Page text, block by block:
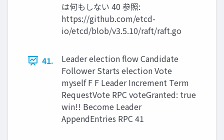
は何もしない 40 参照:
https://github.com/etcd-
io/etcd/blob/v3.5.10/raft/raft.go
41.
Leader election ﬂow Candidate
Follower Starts election Vote
myself F F Leader Increment Term
RequestVote RPC voteGranted: true
win!! Become Leader
AppendEntries RPC 41